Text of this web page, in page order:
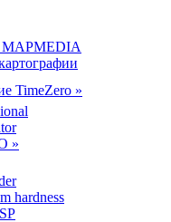
MAPMEDIA
TimeZero »
»
hardness